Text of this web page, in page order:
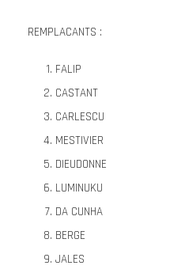
REMPLACANTS :
FALIP
CASTANT
CARLESCU
MESTIVIER
DIEUDONNE
LUMINUKU
DA CUNHA
BERGE
JALES